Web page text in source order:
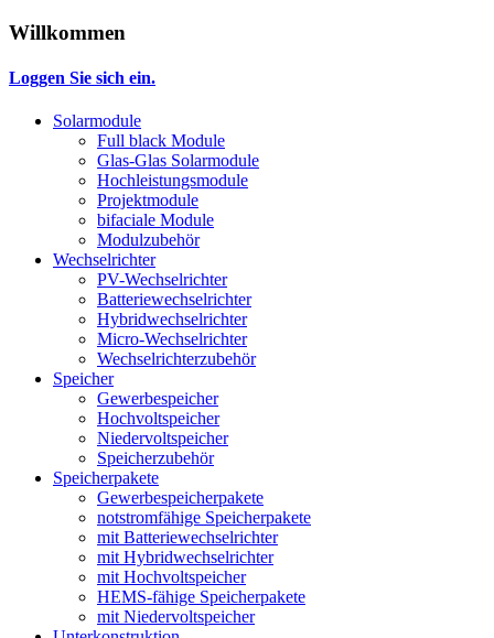
Willkommen
Loggen Sie sich ein.
Solarmodule
Full black Module
Glas-Glas Solarmodule
Hochleistungsmodule
Projektmodule
bifaciale Module
Modulzubehör
Wechselrichter
PV-Wechselrichter
Batteriewechselrichter
Hybridwechselrichter
Micro-Wechselrichter
Wechselrichterzubehör
Speicher
Gewerbespeicher
Hochvoltspeicher
Niedervoltspeicher
Speicherzubehör
Speicherpakete
Gewerbespeicherpakete
notstromfähige Speicherpakete
mit Batteriewechselrichter
mit Hybridwechselrichter
mit Hochvoltspeicher
HEMS-fähige Speicherpakete
mit Niedervoltspeicher